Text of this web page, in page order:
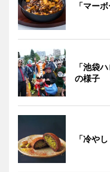
「マー
「池袋
の様子
「冷や